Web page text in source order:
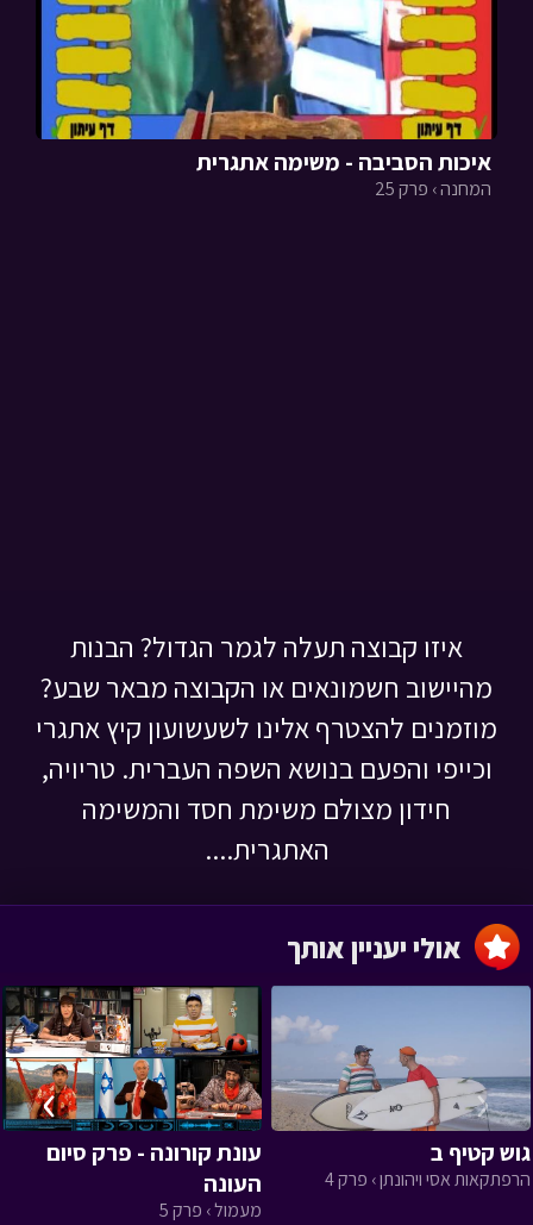
איכות הסביבה - משימה אתגרית
המחנה › פרק 25
איזו קבוצה תעלה לגמר הגדול? הבנות
מהיישוב חשמונאים או הקבוצה מבאר שבע?
מוזמנים להצטרף אלינו לשעשועון קיץ אתגרי
וכייפי והפעם בנושא השפה העברית. טריויה,
חידון מצולם משימת חסד והמשימה
האתגרית....
גוש קטיף ב
הרפתקאות אסי ויהונתן › פרק 4
עונת קורונה - פרק סיום
העונה
מעמול › פרק 5
‹
›